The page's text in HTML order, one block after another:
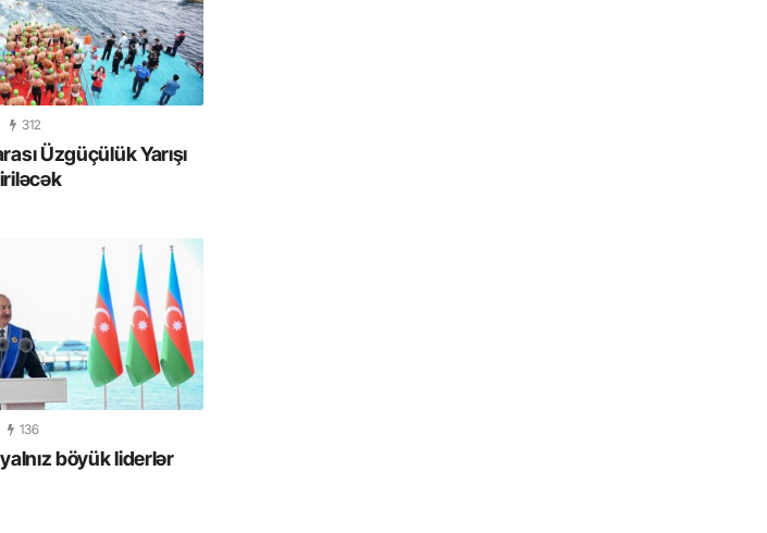
312
Üzgüçülük Yarışı
136
böyük liderlər